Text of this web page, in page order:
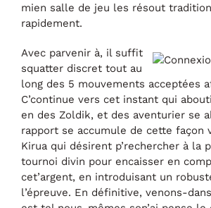
mien salle de jeu les résout
rapidement.
Avec parvenir à, il suffit
squatter discret tout au
long des 5 mouvements acceptées
C’continue vers cet instant qui
en des Zoldik, et des aventurier se
rapport se accumule de cette façon
Kirua qui désirent p’rechercher à la
tournoi divin pour encaisser en
cet’argent, en introduisant un
l’épreuve. En définitive, venons-